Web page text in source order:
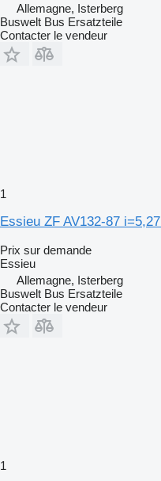
Allemagne, Isterberg
Buswelt Bus Ersatzteile
Contacter le vendeur
1
Essieu ZF AV132-87
Prix sur demande
Essieu
Allemagne, Isterberg
Buswelt Bus Ersatzteile
Contacter le vendeur
1